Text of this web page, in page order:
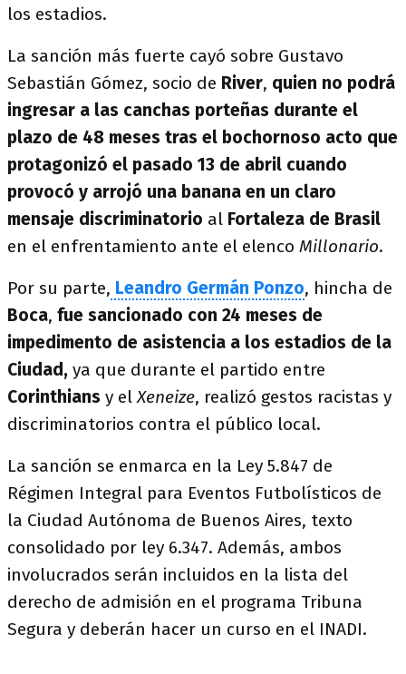
los estadios.
La sanción más fuerte cayó sobre Gustavo
Sebastián Gómez, socio de River, quien no podrá
ingresar a las canchas porteñas durante el
plazo de 48 meses tras el bochornoso acto que
protagonizó el pasado 13 de abril cuando
provocó y arrojó una banana en un claro
mensaje discriminatorio al Fortaleza de Brasil
en el enfrentamiento ante el elenco Millonario.
Por su parte, Leandro Germán Ponzo, hincha de
Boca, fue sancionado con 24 meses de
impedimento de asistencia a los estadios de la
Ciudad, ya que durante el partido entre
Corinthians y elXeneize, realizó gestos racistas y
discriminatorios contra el público local.
La sanción se enmarca en la Ley 5.847 de
Régimen Integral para Eventos Futbolísticos de
la Ciudad Autónoma de Buenos Aires, texto
consolidado por ley 6.347. Además, ambos
involucrados serán incluidos en la lista del
derecho de admisión en el programa Tribuna
Segura y deberán hacer un curso en el INADI.